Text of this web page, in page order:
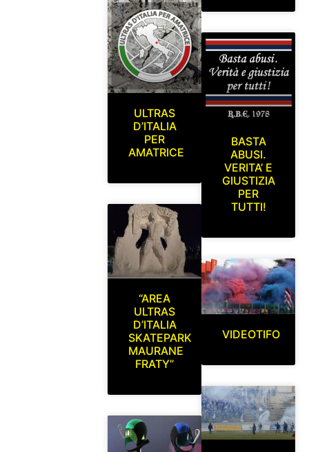
ULTRAS
D’ITALIA
PER
AMATRICE
“AREA
ULTRAS
D’ITALIA
SKATEPARK
MAURANE
FRATY”
BASTA
ABUSI.
VERITA’ E
GIUSTIZIA
PER
TUTTI!
VIDEOTIFO